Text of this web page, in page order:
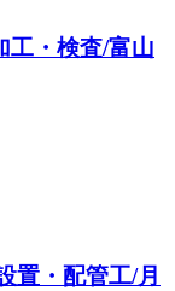
工・検査/富山
置・配管工/月